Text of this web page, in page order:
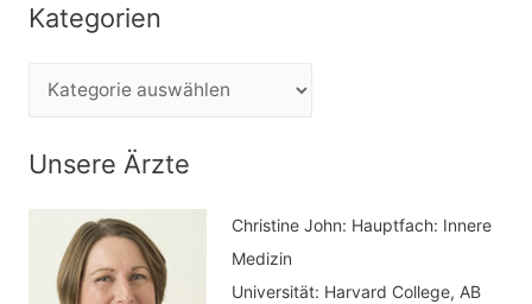
Kategorien
tUnsere Ärzte
Christine John: Hauptfach: Innere
Medizin
Universität: Harvard College, AB